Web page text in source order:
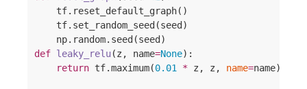
    tf.reset_default_graph()
    tf.set_random_seed(seed)
def leaky_relu(z , name=None):
return tf.maximum(0.01 * z, z, name=name)